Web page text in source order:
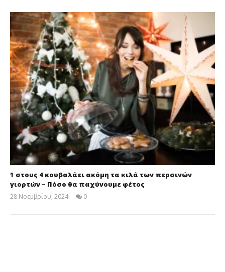
1 στους 4 κουβαλάει ακόμη τα κιλά των περσινών
γιορτών – Πόσο θα παχύνουμε φέτος
28 Νοεμβρίου, 2024
Insurance
0